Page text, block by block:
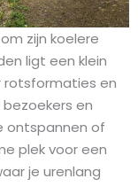
zijn koelere
ligt een klein
rotsformaties en
en
ontspannen of
plek voor een
je urenlang